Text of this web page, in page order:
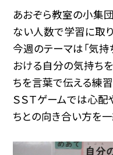
あおぞら教室の小集
ない人数で学習に取り
今週のテーマは「気
おける自分の気持ち
ちを言葉で伝える練習
ＳＳＴゲームでは心
ちとの向き合い方を一